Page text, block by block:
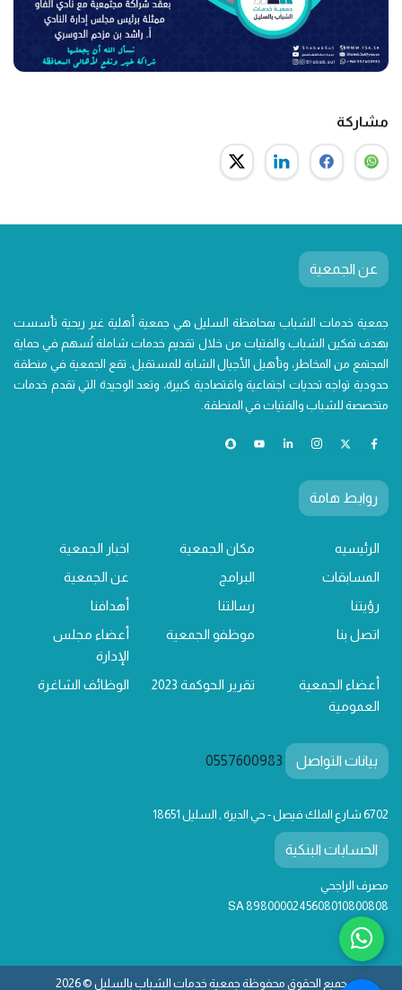
مشاركة
عن الجمعية
جمعية خدمات الشباب بمحافظة السليل هي جمعية أهلية غير ربحية تأسست
بهدف تمكين الشباب والفتيات من خلال تقديم خدمات شاملة تُسهم في حماية
المجتمع من المخاطر، وتأهيل الأجيال الشابة للمستقبل. تقع الجمعية في منطقة
حدودية تواجه تحديات اجتماعية واقتصادية كبيرة، وتعد الوحيدة التي تقدم خدمات
متخصصة للشباب والفتيات في المنطقة.
روابط هامة
الرئيسيه مكان الجمعية
اخبار الجمعية
المسابقات
البرامج
عن الجمعية
رؤيتنا
رسالتنا
أهدافنا
اتصل بنا
موظفو الجمعية
أعضاء مجلس
الإدارة
أعضاء الجمعية
العمومية
تقرير الحوكمة 2023 الوظائف الشاغرة
بيانات التواصل 0557600983
6702 شارع الملك فيصل - حي الديرة , السليل 18651
الحسابات البنكية
مصرف الراجحي
SA 8980000245608010800808
جميع الحقوق محفوظة جمعية خدمات الشباب بالسليل © 2026